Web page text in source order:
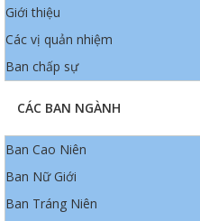
Giới thiệu
Các vị quản nhiệm
Ban chấp sự
CÁC BAN NGÀNH
Ban Cao Niên
Ban Nữ Giới
Ban Tráng Niên